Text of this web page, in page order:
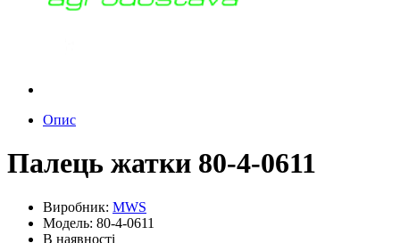
Опис
Палець жатки 80-4-0611
Виробник: MWS
Модель: 80-4-0611
В наявності